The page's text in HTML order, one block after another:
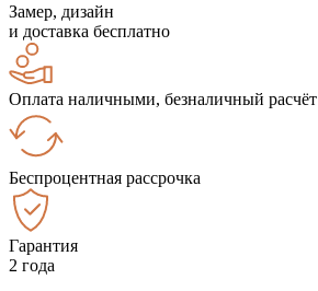
Замер, дизайн
и доставка бесплатно
Оплата наличными, безналичный расчёт
Беспроцентная рассрочка
Гарантия
2 года